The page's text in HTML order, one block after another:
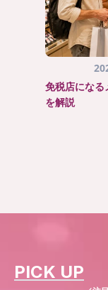
免税店になる
を解説
PICK UP